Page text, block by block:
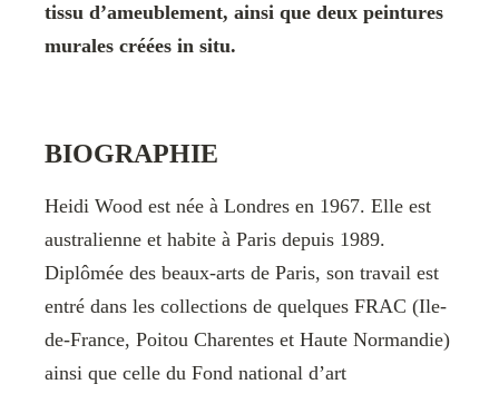
tissu d’ameublement, ainsi que deux peintures
murales créées in situ.
BIOGRAPHIE
Heidi Wood est née à Londres en 1967. Elle est
australienne et habite à Paris depuis 1989.
Diplômée des beaux-arts de Paris, son travail est
entré dans les collections de quelques FRAC (Ile-
de-France, Poitou Charentes et Haute Normandie)
ainsi que celle du Fond national d’art